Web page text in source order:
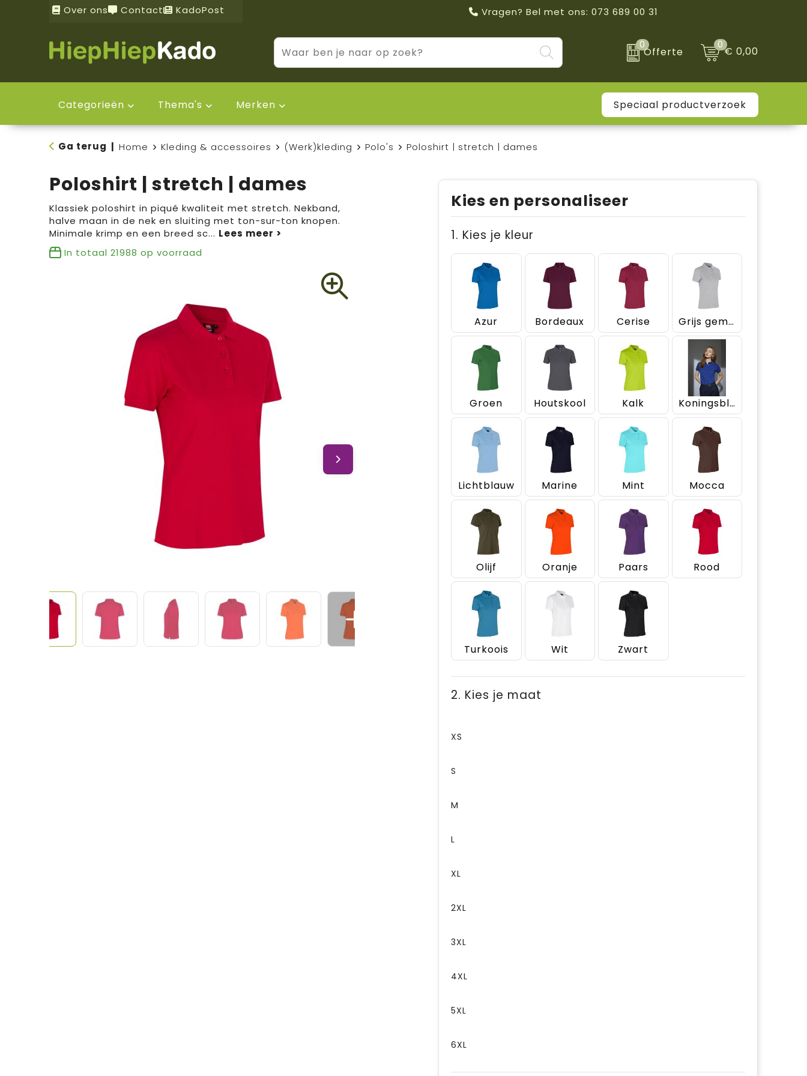
Over ons Contact KadoPost Vragen? Bel met ons: 073 689 00 31
0
Offerte
0€ 0,00
Categorieën Thema's Merken Speciaal productverzoek
Ga terug Home Kleding & accessoires (Werk)kleding Polo's Poloshirt | stretch | dames
Poloshirt | stretch | dames
Klassiek poloshirt in piqué kwaliteit met stretch. Nekband,
halve maan in de nek en sluiting met ton-sur-ton knopen.
Minimale krimp en een breed sc...
In totaal 21988 op voorraad
Kies en personaliseer
1. Kies je kleur
Azur Bordeaux Cerise Grijs gemêleerd
Groen Houtskool Kalk Koningsblauw
Lichtblauw Marine Mint Mocca
Olijf Oranje Paars Rood
Turkoois Wit Zwart
2. Kies je maat
XS
S
M
L
XL
2XL
3XL
4XL
5XL
6XL